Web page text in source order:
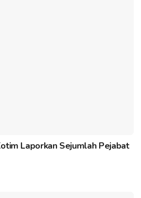
Laporkan Sejumlah Pejabat